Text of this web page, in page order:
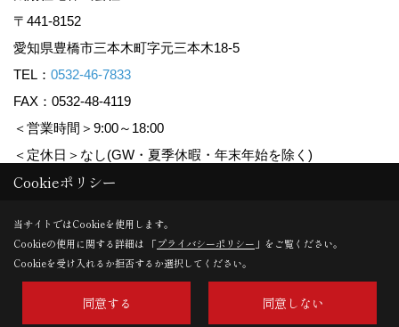
〒441-8152
愛知県豊橋市三本木町字元三本木18-5
TEL： 0532-46-7833
FAX：0532-48-4119
＜営業時間＞9:00～18:00
＜定休日＞なし(GW・夏季休暇・年末年始を除く)
Copyright (c) Taiyoujyutaku. All Rights Reserved.
Produced byゴデスクリエイト
Cookieポリシー
当サイトではCookieを使用します。
Cookieの使用に関する詳細は 「プライバシーポリシー 」をご覧ください。
Cookieを受け入れるか拒否するか選択してください。
同意する 同意しない